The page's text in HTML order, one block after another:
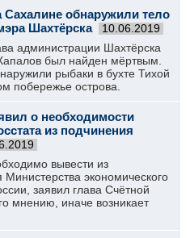
Сахалине обнаружили тело
Шахтёрска
10.06.2019
администрации Шахтёрска
был найден мёртвым.
рыбаки в бухте Тихой
побережье острова.
о необходимости
из подчинения
вывести из
Министерства экономического
заявил глава Счётной
мнению, иначе возникает